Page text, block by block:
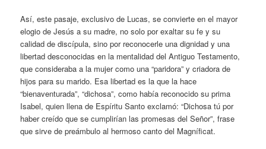
Así, este pasaje, exclusivo de Lucas, se convierte en el mayor
elogio de Jesús a su madre, no solo por exaltar su fe y su
calidad de discípula, sino por reconocerle una dignidad y una
libertad desconocidas en la mentalidad del Antiguo Testamento,
que consideraba a la mujer como una “paridora” y criadora de
hijos para su marido. Esa libertad es la que la hace
“bienaventurada”, “dichosa”, como había reconocido su prima
Isabel, quien llena de Espíritu Santo exclamó: “Dichosa tú por
haber creído que se cumplirían las promesas del Señor”, frase
que sirve de preámbulo al hermoso canto del Magníficat.